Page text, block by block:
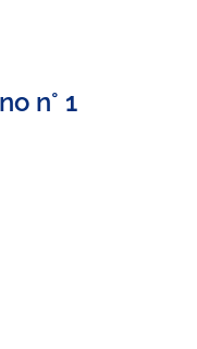
n° 1